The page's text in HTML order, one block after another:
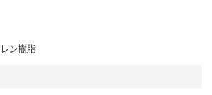
ン樹脂